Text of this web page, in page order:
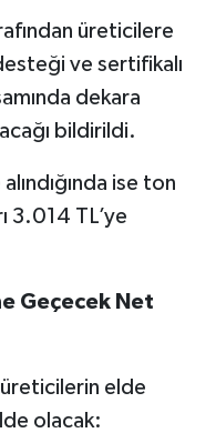
üreticilere
ve sertifikalı
dekara
bildirildi.
ise ton
3.014 TL’ye
Geçecek Net
elde
olacak: